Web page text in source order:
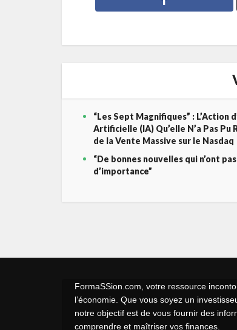
“Les Sept Magnifiques” : L’Action
Artificielle (IA) Qu’elle N’a Pas Pu
de la Vente Massive sur le Nasdaq
“De bonnes nouvelles qui n’ont pas
d’importance”
FormaSSion.com, votre ressource
l’économie. Que vous soyez un
notre objectif est de vous fournir des
comprendre et maîtriser vos finances.